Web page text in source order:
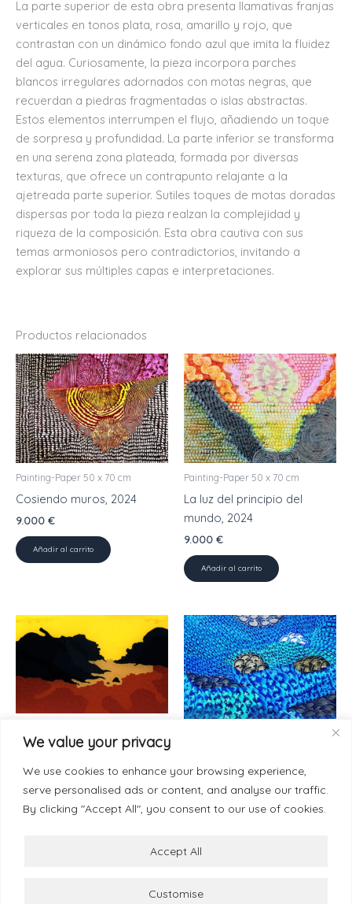
We value your privacy
We use cookies to enhance your browsing experience,
serve personalised ads or content, and analyse our traffic.
By clicking "Accept All", you consent to our use of cookies.
Customise
Accept All
La parte superior de esta obra presenta llamativas franjas
verticales en tonos plata, rosa, amarillo y rojo, que
contrastan con un dinámico fondo azul que imita la fluidez
del agua. Curiosamente, la pieza incorpora parches
blancos irregulares adornados con motas negras, que
recuerdan a piedras fragmentadas o islas abstractas.
Estos elementos interrumpen el flujo, añadiendo un toque
de sorpresa y profundidad. La parte inferior se transforma
en una serena zona plateada, formada por diversas
texturas, que ofrece un contrapunto relajante a la
ajetreada parte superior. Sutiles toques de motas doradas
dispersas por toda la pieza realzan la complejidad y
riqueza de la composición. Esta obra cautiva con sus
temas armoniosos pero contradictorios, invitando a
explorar sus múltiples capas e interpretaciones.
Productos relacionados
Painting-Paper 50 x 70 cm
Cosiendo muros, 2024
9.000 €
Añadir al carrito
Painting-Paper 50 x 70 cm
La luz del principio del
mundo, 2024
9.000 €
Añadir al carrito
El primero para los Gilitos,
1998
30.000 €
emergente, 2025